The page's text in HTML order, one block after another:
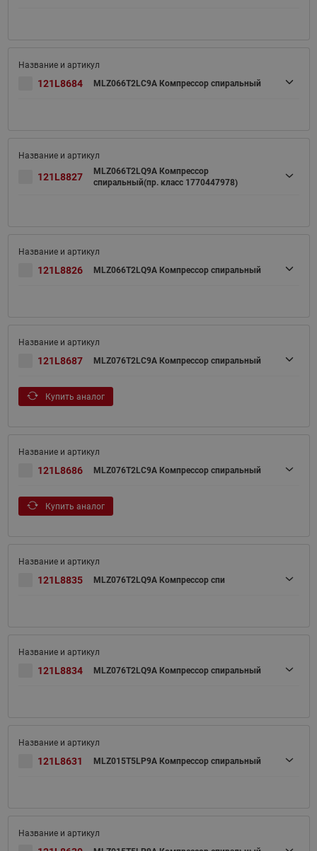
121L8684 MLZ066T2LC9A Компрессор спиральный
121L8827
MLZ066T2LQ9A Компрессор
спиральный(пр. класс 1770447978)
121L8826 MLZ066T2LQ9A Компрессор спиральный
121L8687 MLZ076T2LC9A Компрессор спиральный
Купить аналог
121L8686 MLZ076T2LC9A Компрессор спиральный
Купить аналог
121L8835 MLZ076T2LQ9A Компрессор спи
121L8834 MLZ076T2LQ9A Компрессор спиральный
121L8631 MLZ015T5LP9A Компрессор спиральный